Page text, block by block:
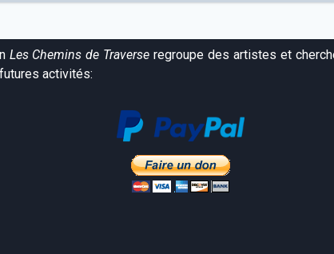
Les Chemins de Traverse regroupe des artistes et
activités: